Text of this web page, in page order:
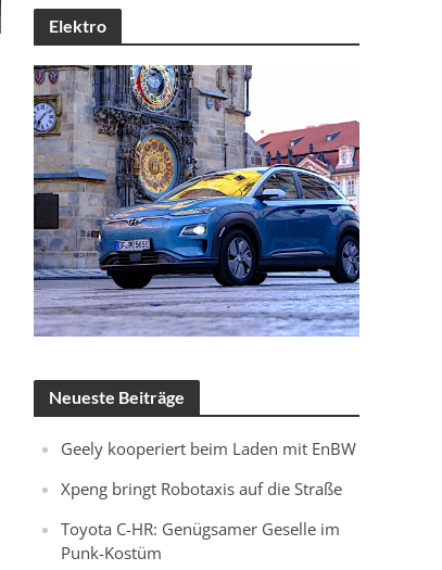
Elektro
Neueste Beiträge
Geely kooperiert beim Laden mit EnBW
Xpeng bringt Robotaxis auf die Straße
Toyota C-HR: Genügsamer Geselle im
Punk-Kostüm